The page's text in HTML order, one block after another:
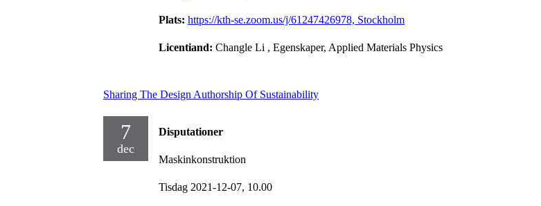
Plats: https://kth-se.zoom.us/j/61247426978, Stockholm
Licentiand: Changle Li , Egenskaper, Applied Materials Physics
Sharing The Design Authorship Of Sustainability
7
dec
Disputationer
Maskinkonstruktion
Tisdag 2021-12-07, 10.00